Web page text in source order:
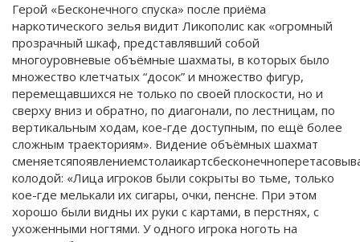
Герой «Бесконечного спуска» после приёма
наркотического зелья видит Ликополис как «огромный
прозрачный шкаф, представлявший собой
многоуровневые объёмные шахматы, в которых было
множество клетчатых “досок” и множество фигур,
перемещавшихся не только по своей плоскости, но и
сверху вниз и обратно, по диагонали, по лестницам, по
вертикальным ходам, кое-где доступным, по ещё более
сложным траекториям». Видение объёмных шахмат
колодой: «Лица игроков были сокрыты во тьме, только
кое-где мелькали их сигары, очки, пенсне. При этом
хорошо были видны их руки с картами, в перстнях, с
ухоженными ногтями. У одного игрока ноготь на